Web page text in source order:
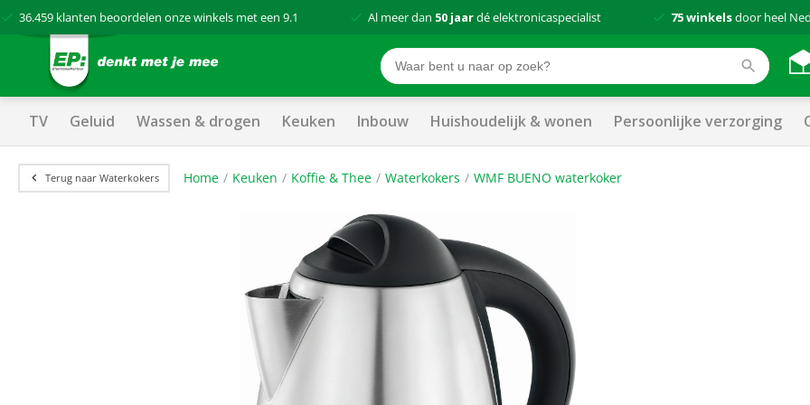
36.459 klanten beoordelen onze winkels met een 9.1 Al meer dan 50 jaardé elektronicaspecialist 75 winkelsdoor heel
TV Geluid Wassen & drogen Keuken Inbouw Huishoudelijk & wonen Persoonlijke verzorging
Terug naar Waterkokers Home Keuken Koffie & Thee Waterkokers WMF BUENO waterkoker